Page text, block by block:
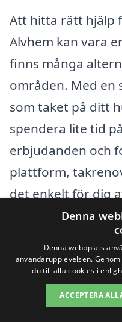
Att hitta rätt hjälp
Alvhem kan vara
finns många
områden. Med en
som taket på ditt
spendera lite tid
erbjudanden och
plattform,
det enkelt för dig
professionella
närområde. Här
begära offerter
hitta en lösning
budget och dina
Denna
Denna webbplats
användarupplevelsen.
du till alla cookies i
ACCEPTERA